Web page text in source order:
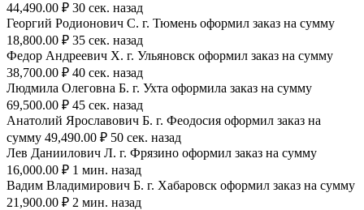
44,490.00 ₽ 30 сек. назад
Георгий Родионович С. г. Тюмень оформил заказ на сумму
18,800.00 ₽ 35 сек. назад
Федор Андреевич Х. г. Ульяновск оформил заказ на сумму
38,700.00 ₽ 40 сек. назад
Людмила Олеговна Б. г. Ухта оформила заказ на сумму
69,500.00 ₽ 45 сек. назад
Анатолий Ярославович Б. г. Феодосия оформил заказ на
сумму 49,490.00 ₽ 50 сек. назад
Лев Даниилович Л. г. Фрязино оформил заказ на сумму
16,000.00 ₽ 1 мин. назад
Вадим Владимирович Б. г. Хабаровск оформил заказ на сумму
21,900.00 ₽ 2 мин. назад